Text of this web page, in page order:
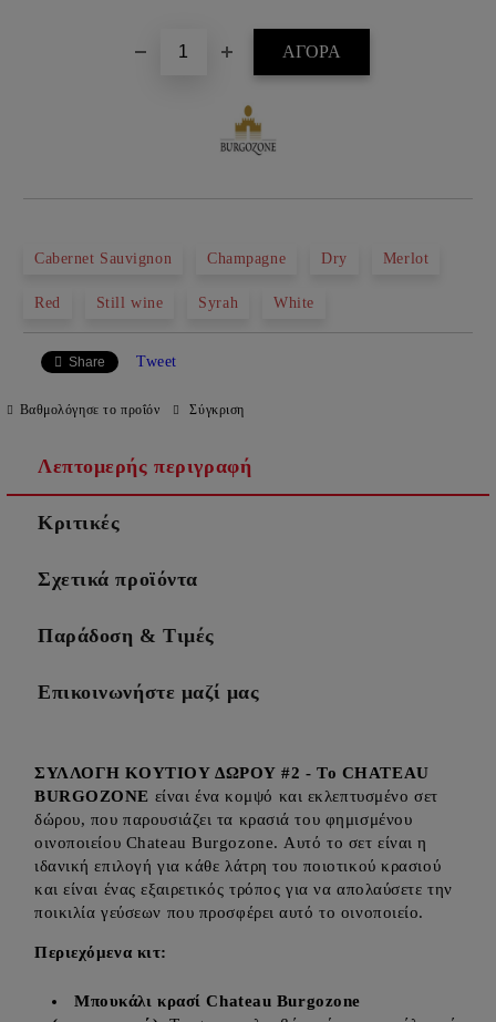
Cabernet Sauvignon Champagne Dry Merlot
Red Still wine Syrah White
Share Tweet
Βαθμολόγησε το προΐόν Σύγκριση
Λεπτομερής περιγραφή
Κριτικές
Σχετικά προϊόντα
Παράδοση & Τιμές
Επικοινωνήστε μαζί μας
ΣΥΛΛΟΓΗ ΚΟΥΤΙΟΥ ΔΩΡΟΥ #2 - Το CHATEAU
BURGOZONE είναι ένα κομψό και εκλεπτυσμένο σετ
δώρου, που παρουσιάζει τα κρασιά του φημισμένου
οινοποιείου Chateau Burgozone. Αυτό το σετ είναι η
ιδανική επιλογή για κάθε λάτρη του ποιοτικού κρασιού
και είναι ένας εξαιρετικός τρόπος για να απολαύσετε την
ποικιλία γεύσεων που προσφέρει αυτό το οινοποιείο.
Περιεχόμενα κιτ:
Μπουκάλι κρασί Chateau Burgozone